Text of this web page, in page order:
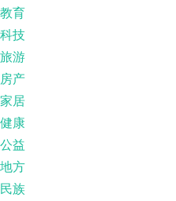
教育
科技
旅游
房产
家居
健康
公益
地方
民族